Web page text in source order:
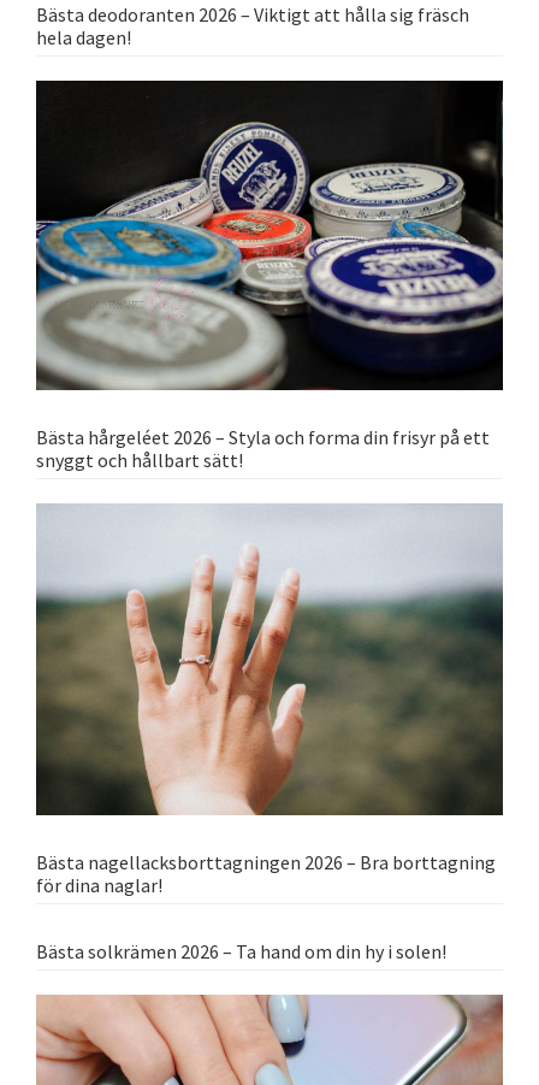
Bästa deodoranten 2026 – Viktigt att hålla sig fräsch
hela dagen!
Bästa hårgeléet 2026 – Styla och forma din frisyr på ett
snyggt och hållbart sätt!
Bästa nagellacksborttagningen 2026 – Bra borttagning
för dina naglar!
Bästa solkrämen 2026 – Ta hand om din hy i solen!